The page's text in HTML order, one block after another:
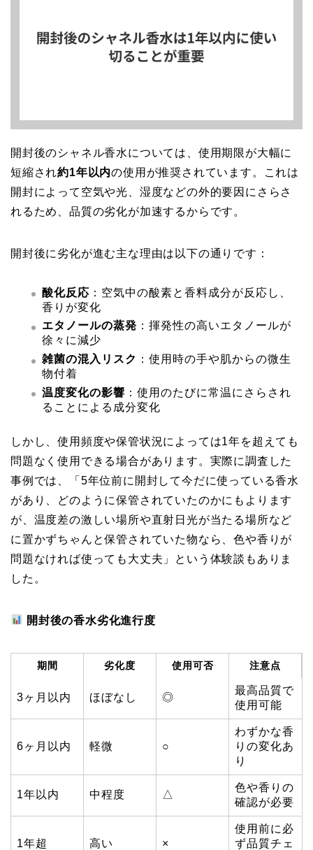
開封後のシャネル香水については、使用期限が大幅に
短縮され約1年以内の使用が推奨されています。これは
開封によって空気や光、湿度などの外的要因にさらさ
れるため、品質の劣化が加速するからです。
開封後に劣化が進む主な理由は以下の通りです：
酸化反応 ：空気中の酸素と香料成分が反応し、
香りが変化
エタノールの蒸発 ：揮発性の高いエタノールが
徐々に減少
雑菌の混入リスク ：使用時の手や肌からの微生
物付着
温度変化の影響 ：使用のたびに常温にさらされ
ることによる成分変化
しかし、使用頻度や保管状況によっては1年を超えても
問題なく使用できる場合があります。実際に調査した
事例では、「5年位前に開封して今だに使っている香水
があり、どのように保管されていたのかにもよります
が、温度差の激しい場所や直射日光が当たる場所など
に置かずちゃんと保管されていた物なら、色や香りが
問題なければ使っても大丈夫」という体験談もありま
した。
開封後の香水劣化進行度
期間 劣化度 使用可否 注意点
3ヶ月以内 ほぼなし ◎
最高品質で
使用可能
6ヶ月以内 軽微 ○
わずかな香
りの変化あ
り
1年以内 中程度 △
色や香りの
確認が必要
1年超 高い ×
使用前に必
ず品質チェ